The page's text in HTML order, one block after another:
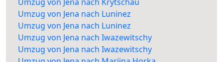
Umzug von Jena nach Luninez
Umzug von Jena nach Luninez
Umzug von Jena nach Iwazewitschy
Umzug von Jena nach Iwazewitschy